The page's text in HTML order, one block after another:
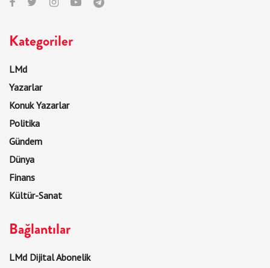
Kategoriler
LMd
Yazarlar
Konuk Yazarlar
Politika
Gündem
Dünya
Finans
Kültür-Sanat
Bağlantılar
LMd Dijital Abonelik